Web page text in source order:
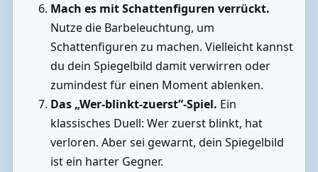
Mach es mit Schattenfiguren verrückt.
Nutze die Barbeleuchtung, um
Schattenfiguren zu machen. Vielleicht kannst
du dein Spiegelbild damit verwirren oder
zumindest für einen Moment ablenken.
Das „Wer-blinkt-zuerst“-Spiel. Ein
klassisches Duell: Wer zuerst blinkt, hat
verloren. Aber sei gewarnt, dein Spiegelbild
ist ein harter Gegner.